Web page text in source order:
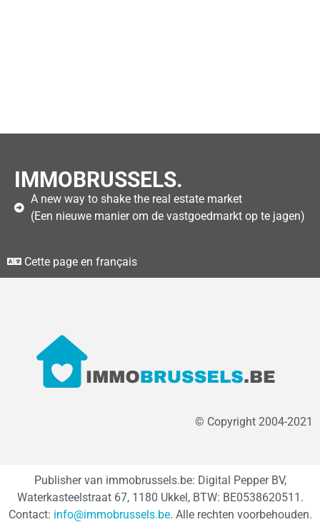
IMMOBRUSSELS.
A new way to shake the real estate market
(Een nieuwe manier om de vastgoedmarkt op te jagen)
Cette page en français
© Copyright 2004-2021
Publisher van immobrussels.be: Digital Pepper BV,
Waterkasteelstraat 67, 1180 Ukkel, BTW: BE0538620511.
Contact: info@immobrussels.be. Alle rechten voorbehouden.